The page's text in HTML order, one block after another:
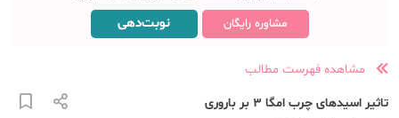
مشاوره رایگان نوبت‌دهی
مشاهده فهرست مطالب
تاثیر اسیدهای چرب امگا 3 بر باروری